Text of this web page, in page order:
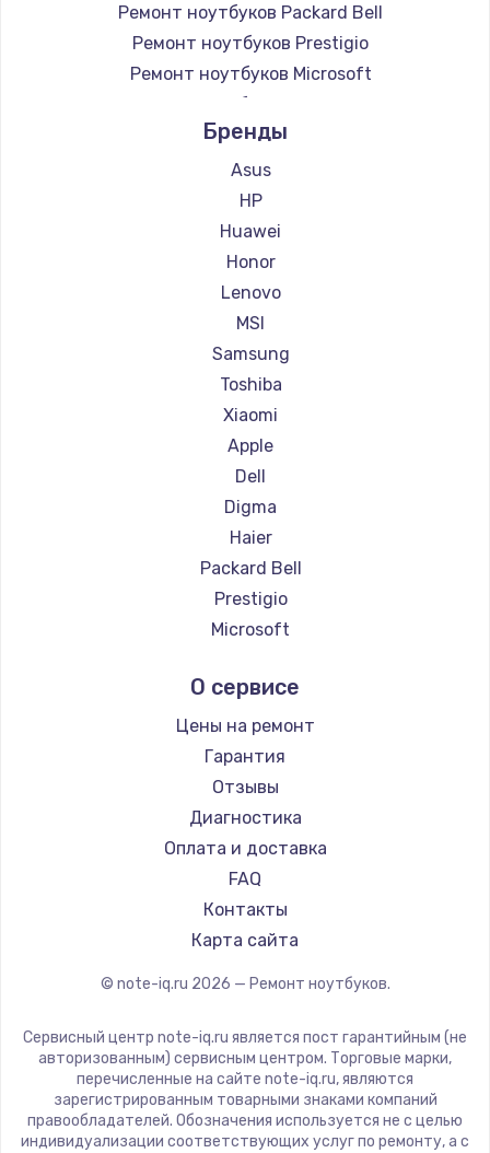
Ремонт ноутбуков Packard Bell
Ремонт ноутбуков Prestigio
Ремонт ноутбуков Microsoft
Ремонт ноутбуков Alienware
Ремонт ноутбуков Aquarius
Ремонт ноутбуков Gigabyte
Ремонт ноутбуков Aorus
Ремонт ноутбуков Maibenben
Ремонт ноутбуков Getac
Ремонт ноутбуков Epson
Ремонт ноутбуков Philips
Ремонт ноутбуков LG
Ремонт ноутбуков Panasonic
Ремонт ноутбуков Irbis
Ремонт ноутбуков Thunderobot
Ремонт ноутбуков Hasee
Ремонт ноутбуков ZTE
Ремонт ноутбуков Hiper
Ремонт ноутбуков Evga
Ремонт ноутбуков Google
Ремонт ноутбуков Echips
Ремонт ноутбуков Predator
Ремонт ноутбуков iru
Ремонт ноутбуков Machenike
Ремонт ноутбуков DEXP
Ремонт ноутбуков Teclast
Ремонт ноутбуков CHUWI
Ремонт ноутбуков Colorful
Бренды
Asus
HP
Huawei
Honor
Lenovo
MSI
Samsung
Toshiba
Xiaomi
Apple
Dell
Digma
Haier
Packard Bell
Prestigio
Microsoft
Aquarius
Gigabyte
Aorus
Maibenben
Getac
Epson
Philips
LG
Panasonic
ZTE
Hiper
Evga
О сервисе
Цены на ремонт
Гарантия
Отзывы
Диагностика
Оплата и доставка
FAQ
Контакты
Карта сайта
© note-iq.ru 2026 — Ремонт ноутбуков.
Сервисный центр note-iq.ru является пост гарантийным (не
авторизованным) сервисным центром. Торговые марки,
перечисленные на сайте note-iq.ru, являются
зарегистрированным товарными знаками компаний
правообладателей. Обозначения используется не с целью
индивидуализации соответствующих услуг по ремонту, а с